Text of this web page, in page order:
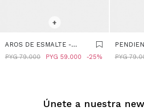
+
AROS DE ESMALTE -
MULTICOLOR PYG 59.000
PYG 79.000 25 PYG
Únete a nuestra